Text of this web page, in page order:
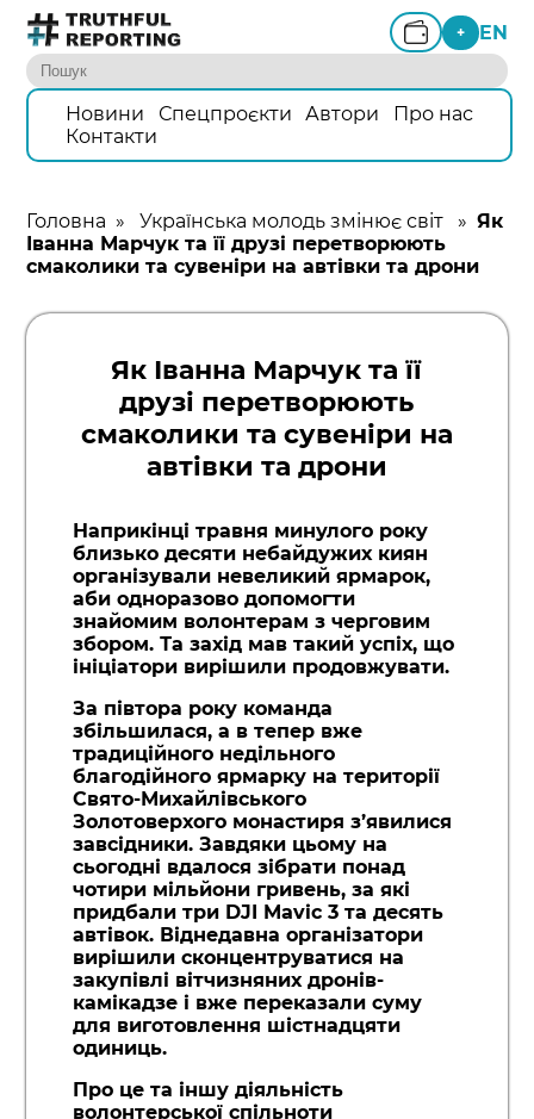
+ EN
Новини Спецпроєкти Автори
Про нас
Контакти
Головна »Українська молодь змінює світ »Як
Іванна Марчук та її друзі перетворюють
смаколики та сувеніри на автівки та дрони
Як Іванна Марчук та її
друзі перетворюють
смаколики та сувеніри на
автівки та дрони
Наприкінці травня минулого року
близько десяти небайдужих киян
організували невеликий ярмарок,
аби одноразово допомогти
знайомим волонтерам з черговим
збором. Та захід мав такий успіх, що
ініціатори вирішили продовжувати.
За півтора року команда
збільшилася, а в тепер вже
традиційного недільного
благодійного ярмарку на території
Свято-Михайлівського
Золотоверхого монастиря з’явилися
завсідники. Завдяки цьому на
сьогодні вдалося зібрати понад
чотири мільйони гривень, за які
придбали три DJI Mavic 3 та десять
автівок. Віднедавна організатори
вирішили сконцентруватися на
закупівлі вітчизняних дронів-
камікадзе і вже переказали суму
для виготовлення шістнадцяти
одиниць.
Про це та іншу діяльність
волонтерської спільноти